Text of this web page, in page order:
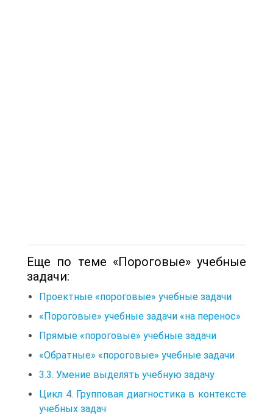
Еще по теме «Пороговые» учебные
задачи:
Проектные «пороговые» учебные задачи
«Пороговые» учебные задачи «на перенос»
Прямые «пороговые» учебные задачи
«Обратные» «пороговые» учебные задачи
3.3. Умение выделять учебную задачу
Цикл 4. Групповая диагностика в контексте
учебных задач